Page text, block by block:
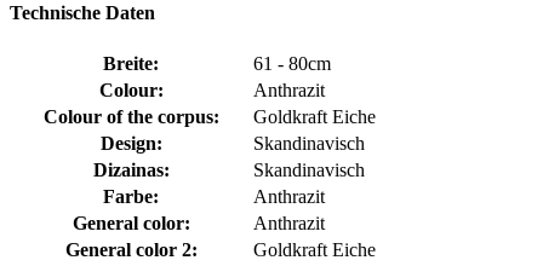
Technische Daten
Breite:
61 - 80cm
Colour:
Anthrazit
Colour of the corpus:
Goldkraft Eiche
Design:
Skandinavisch
Dizainas:
Skandinavisch
Farbe:
Anthrazit
General color:
Anthrazit
General color 2:
Goldkraft Eiche